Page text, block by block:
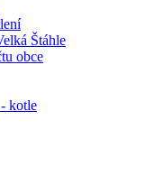
Štáhle
obce
kotle